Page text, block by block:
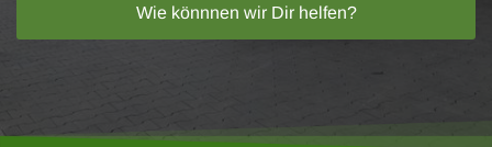
Wie könnnen wir Dir helfen?